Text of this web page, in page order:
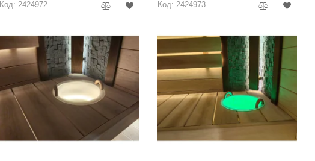
Тройка
ИзиСтим
Огненный камень
УМТ
ЭНЕРГОРЕСУРС
Код: 2424972 Код: 2424973